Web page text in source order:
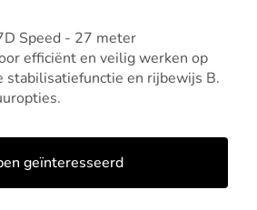
Speed - 27 meter
efficiënt en veilig werken op
stabilisatiefunctie en rijbewijs B.
geïnteresseerd